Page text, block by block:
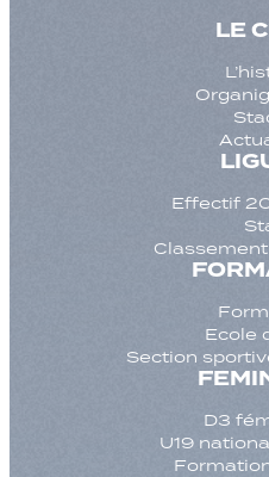
LE
Effectif
Ecole
Section
D3
U19